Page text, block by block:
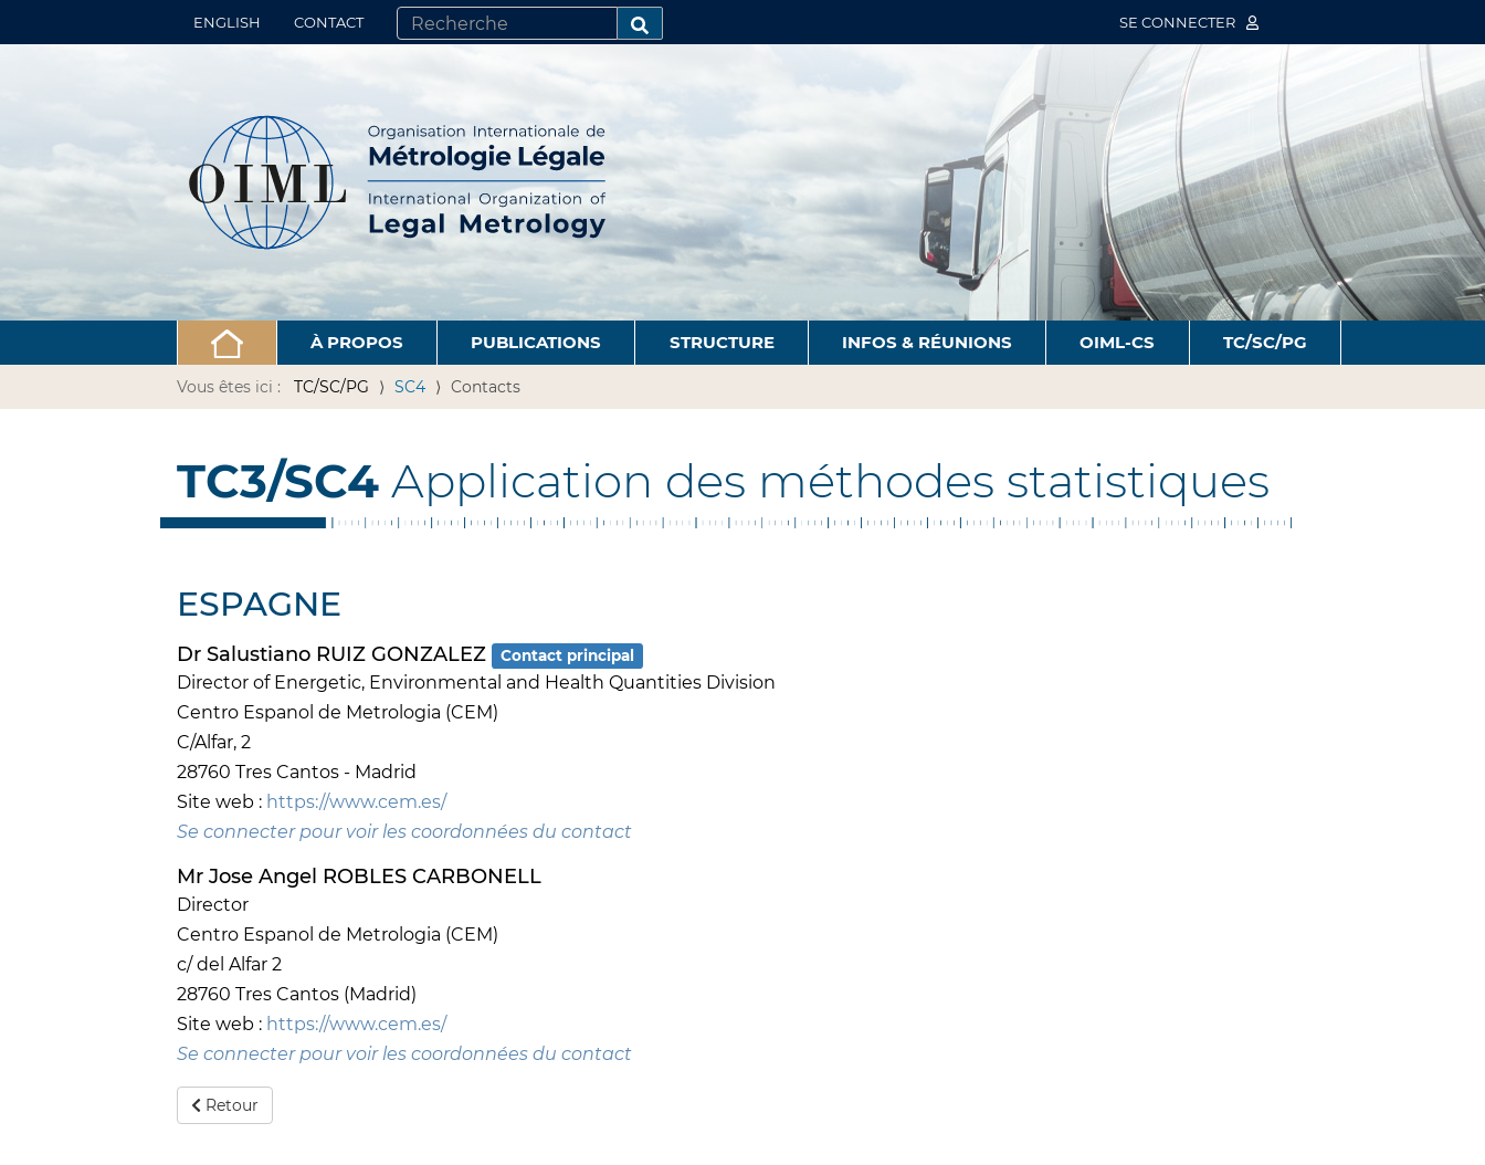
ENGLISH CONTACT
CHERCHER PAR
RECHERCHE AVANCÉE…
SE CONNECTER
À PROPOS PUBLICATIONS STRUCTURE INFOS & RÉUNIONS OIML-CS TC/SC/PG
Vous êtes ici : TC/SC/PG SC4 Contacts
TC3/SC4 Application des méthodes statistiques
ESPAGNE
Dr Salustiano RUIZ GONZALEZ Contact principal
Director of Energetic, Environmental and Health Quantities Division
Centro Espanol de Metrologia (CEM)
C/Alfar, 2
28760 Tres Cantos - Madrid
Site web : https://www.cem.es/
Se connecter pour voir les coordonnées du contact
Mr Jose Angel ROBLES CARBONELL
Director
Centro Espanol de Metrologia (CEM)
c/ del Alfar 2
28760 Tres Cantos (Madrid)
Site web : https://www.cem.es/
Se connecter pour voir les coordonnées du contact
Retour